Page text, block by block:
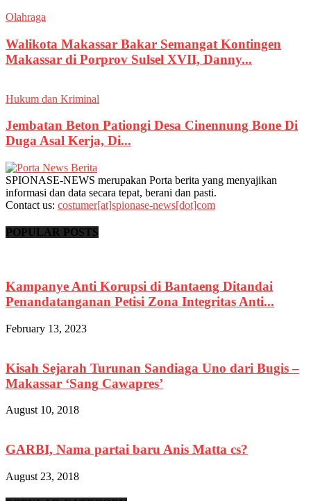
Olahraga
Walikota Makassar Bakar Semangat Kontingen
Makassar di Porprov Sulsel XVII, Danny...
Hukum dan Kriminal
Jembatan Beton Pationgi Desa Cinennung Bone Di
Duga Asal Kerja, Di...
SPIONASE-NEWS merupakan Porta berita yang menyajikan
informasi dan data secara tepat, berani dan pasti.
Contact us: costumer[at]spionase-news[dot]com
POPULAR POSTS
Kampanye Anti Korupsi di Bantaeng Ditandai
Penandatanganan Petisi Zona Integritas Anti...
February 13, 2023
Kisah Sejarah Turunan Sandiaga Uno dari Bugis –
Makassar ‘Sang Cawapres’
August 10, 2018
GARBI, Nama partai baru Anis Matta cs?
August 23, 2018